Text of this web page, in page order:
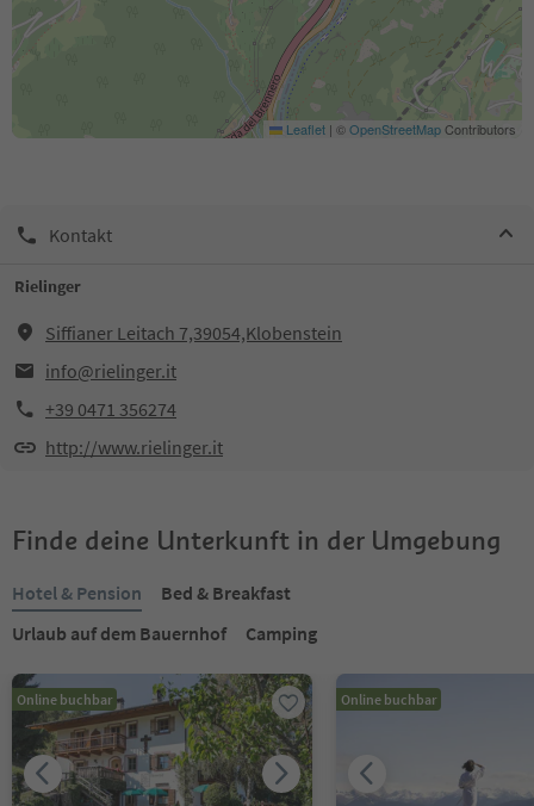
Leaflet | ©OpenStreetMapContributors
Kontakt
Rielinger
Siffianer Leitach 7,39054,Klobenstein
info@rielinger.it
+39 0471 356274
http://www.rielinger.it
Finde deine Unterkunft in der Umgebung
Hotel & Pension
Bed & Breakfast
Urlaub auf dem Bauernhof
Camping
Online buchbar Online buchbar